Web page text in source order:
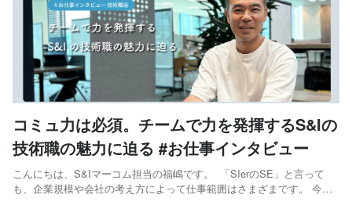
コミュ力は必須。チームで力を発揮するS&Iの
技術職の魅力に迫る #お仕事インタビュー
こんにちは、S&Iマーコム担当の福嶋です。 「SIerのSE」と言って
も、企業規模や会社の考え方によって仕事範囲はさまざまです。 今回